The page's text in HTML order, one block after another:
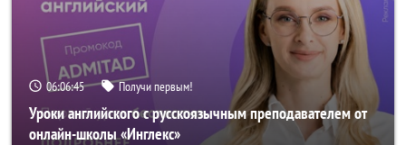
06:06:44 Получи первым!
Уроки английского с русскоязычным преподавателем от
онлайн-школы «Инглекс»